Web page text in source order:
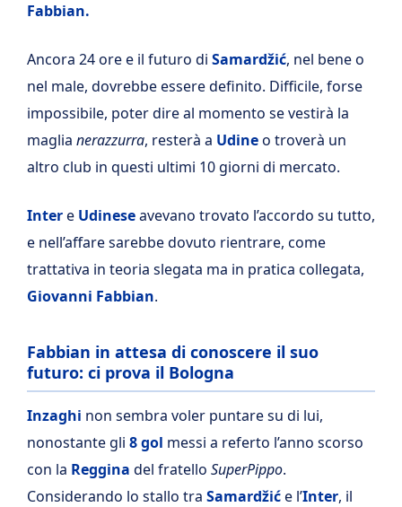
Fabbian.
Ancora 24 ore e il futuro di Samardžić, nel bene o
nel male, dovrebbe essere definito. Difficile, forse
impossibile, poter dire al momento se vestirà la
maglia nerazzurra, resterà a Udineo troverà un
altro club in questi ultimi 10 giorni di mercato.
Intere Udineseavevano trovato l’accordo su tutto,
e nell’affare sarebbe dovuto rientrare, come
trattativa in teoria slegata ma in pratica collegata,
Giovanni Fabbian.
Fabbian in attesa di conoscere il suo
futuro: ci prova il Bologna
Inzaghi non sembra voler puntare su di lui,
nonostante gli 8 gol messi a referto l’anno scorso
con la Reggina del fratello SuperPippo.
Considerando lo stallo tra Samardžiće l’Inter, il